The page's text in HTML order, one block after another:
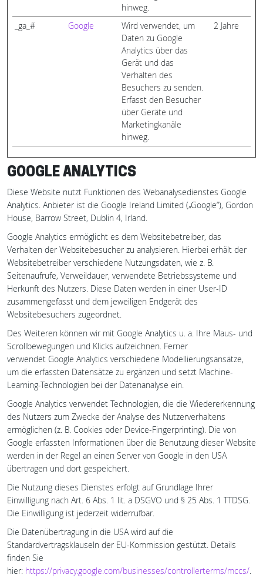
hinweg.
_ga_#
Google
Wird verwendet, um
Daten zu Google
Analytics über das
Gerät und das
Verhalten des
Besuchers zu senden.
Erfasst den Besucher
über Geräte und
Marketingkanäle
hinweg.
2 Jahre
GOOGLE ANALYTICS
Diese Website nutzt Funktionen des Webanalysedienstes Google
Analytics. Anbieter ist die Google Ireland Limited („Google“), Gordon
House, Barrow Street, Dublin 4, Irland.
Google Analytics ermöglicht es dem Websitebetreiber, das
Verhalten der Websitebesucher zu analysieren. Hierbei erhält der
Websitebetreiber verschiedene Nutzungsdaten, wie z. B.
Seitenaufrufe, Verweildauer, verwendete Betriebssysteme und
Herkunft des Nutzers. Diese Daten werden in einer User-ID
zusammengefasst und dem jeweiligen Endgerät des
Websitebesuchers zugeordnet.
Des Weiteren können wir mit Google Analytics u. a. Ihre Maus- und
Scrollbewegungen und Klicks aufzeichnen. Ferner
verwendet Google Analytics verschiedene Modellierungsansätze,
um die erfassten Datensätze zu ergänzen und setzt Machine-
Learning-Technologien bei der Datenanalyse ein.
Google Analytics verwendet Technologien, die die Wiedererkennung
des Nutzers zum Zwecke der Analyse des Nutzerverhaltens
ermöglichen (z. B. Cookies oder Device-Fingerprinting). Die von
Google erfassten Informationen über die Benutzung dieser Website
werden in der Regel an einen Server von Google in den USA
übertragen und dort gespeichert.
Die Nutzung dieses Dienstes erfolgt auf Grundlage Ihrer
Einwilligung nach Art. 6 Abs. 1 lit. a DSGVO und § 25 Abs. 1 TTDSG.
Die Einwilligung ist jederzeit widerrufbar.
Die Datenübertragung in die USA wird auf die
Standardvertragsklauseln der EU-Kommission gestützt. Details
finden Sie
hier: https://privacy.google.com/businesses/controllerterms/mccs/.